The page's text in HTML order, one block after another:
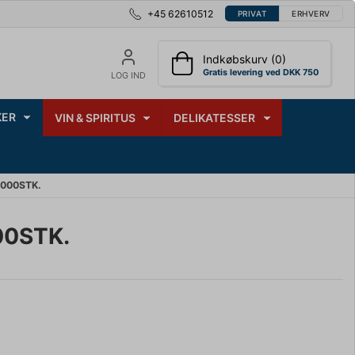
+45 62610512 PRIVAT ERHVERV
LOG IND
Indkøbskurv (0)
Gratis levering ved DKK 750
VIN & SPIRITUS DELIKATESSER